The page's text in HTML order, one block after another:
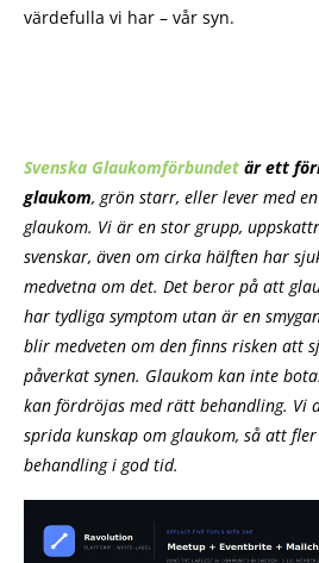
värdefulla vi har – vår syn.
Svenska Glaukomförbundet är ett
glaukom, grön starr, eller lever med
glaukom. Vi är en stor grupp,
svenskar, även om cirka hälften har
medvetna om det. Det beror på att
har tydliga symptom utan är en
blir medveten om den finns risken att
påverkat synen. Glaukom kan inte
kan fördröjas med rätt behandling.
sprida kunskap om glaukom, så att
behandling i god tid.